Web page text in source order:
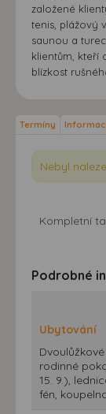
založené
tenis, plážový
saunou a
klientům, kteří
blízkost
Termíny
Nebyl
Kompletní
Podrobné
Ubytování
rodinné
15. 9.),
fén,